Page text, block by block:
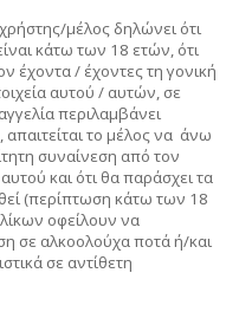
μέλος δηλώνει ότι
κάτω των 18 ετών, ότι
έχοντα / έχοντες τη γονική
αυτού / αυτών, σε
περιλαμβάνει
το μέλος να άνω
συναίνεση από τον
και ότι θα παράσχει τα
(περίπτωση κάτω των 18
οφείλουν να
σε αλκοολούχα ποτά ή/και
σε αντίθετη